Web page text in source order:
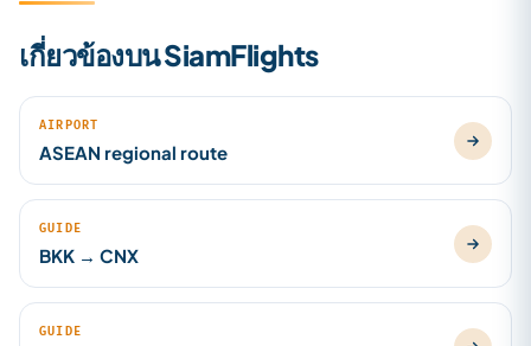
เกี่ยวข้องบน SiamFlights
AIRPORT
ASEAN regional route
GUIDE
BKK → CNX
GUIDE